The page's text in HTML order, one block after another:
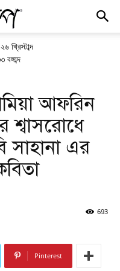
খ্রিস্টাব্দ
আফরিন
শ্বাসরোধে
সাহানা এর
693
Pinterest